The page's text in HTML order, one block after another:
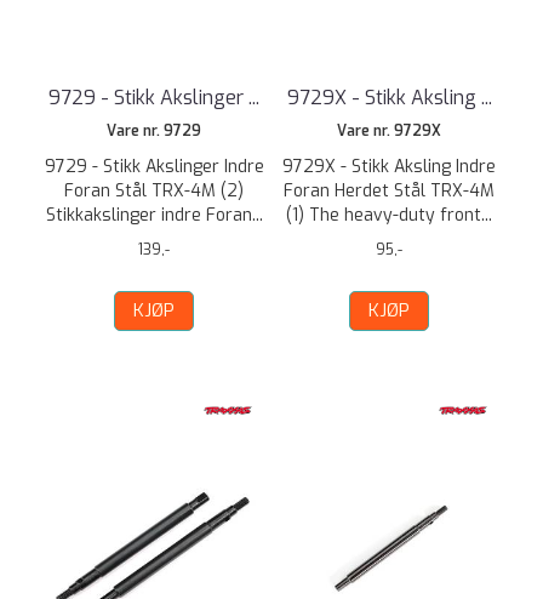
9729 - Stikk Akslinger ...
Vare nr. 9729
9729 - Stikk Akslinger Indre
Foran Stål TRX-4M (2)
Stikkakslinger indre Foran...
139,-
KJØP
9729X - Stikk Aksling ...
Vare nr. 9729X
9729X - Stikk Aksling Indre
Foran Herdet Stål TRX-4M
(1) The heavy-duty front...
95,-
KJØP